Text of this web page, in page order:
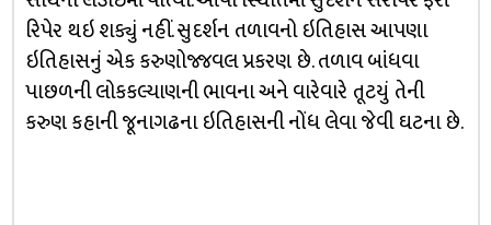
રિપેર થઇ શક્યું નહીં. સુદર્શન તળાવનો ઇતિહાસ આપણા
ઇતિહાસનું એક કરુણોજ્જવલ પ્રકરણ છે. તળાવ બાંધવા
પાછળની લોકકલ્યાણની ભાવના અને વારેવારે તૂટયું તેની
કરુણ કહાની જૂનાગઢના ઇતિહાસની નોંધ લેવા જેવી ઘટના છે.